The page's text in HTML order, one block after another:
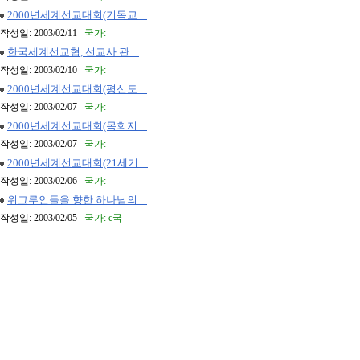
2000년세계선교대회(기독교 ...
작성일: 2003/02/11 국가:
한국세계선교협, 선교사 관 ...
작성일: 2003/02/10 국가:
2000년세계선교대회(평신도 ...
작성일: 2003/02/07 국가:
2000년세계선교대회(목회지 ...
작성일: 2003/02/07 국가:
2000년세계선교대회(21세기 ...
작성일: 2003/02/06 국가:
위그루인들을 향한 하나님의 ...
작성일: 2003/02/05 국가: c국